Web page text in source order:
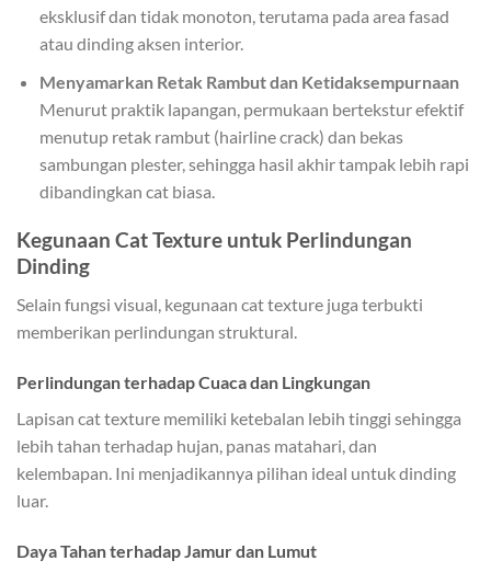
eksklusif dan tidak monoton, terutama pada area fasad
atau dinding aksen interior.
Menyamarkan Retak Rambut dan Ketidaksempurnaan
Menurut praktik lapangan, permukaan bertekstur efektif
menutup retak rambut (hairline crack) dan bekas
sambungan plester, sehingga hasil akhir tampak lebih rapi
dibandingkan cat biasa.
Kegunaan Cat Texture untuk Perlindungan
Dinding
Selain fungsi visual, kegunaan cat texture juga terbukti
memberikan perlindungan struktural.
Perlindungan terhadap Cuaca dan Lingkungan
Lapisan cat texture memiliki ketebalan lebih tinggi sehingga
lebih tahan terhadap hujan, panas matahari, dan
kelembapan. Ini menjadikannya pilihan ideal untuk dinding
luar.
Daya Tahan terhadap Jamur dan Lumut